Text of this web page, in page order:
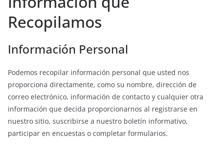
Recopilamos
Información Personal
Podemos recopilar información personal que usted nos
proporciona directamente, como su nombre, dirección de
correo electrónico, información de contacto y cualquier otra
información que decida proporcionarnos al registrarse en
nuestro sitio, suscribirse a nuestro boletín informativo,
participar en encuestas o completar formularios.